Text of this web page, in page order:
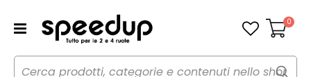
Carrello
0